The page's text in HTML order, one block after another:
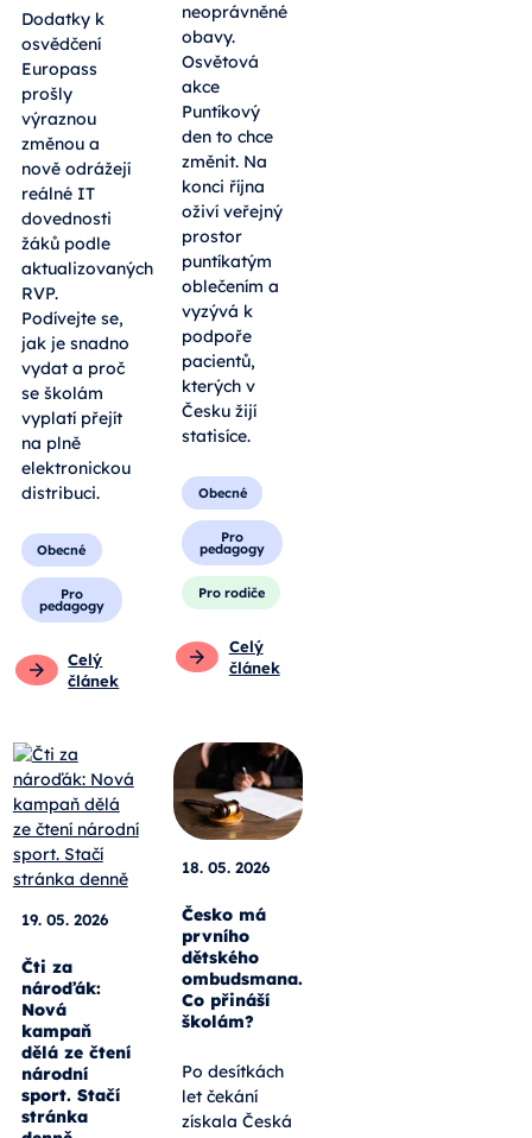
Dodatky k
osvědčení
Europass
prošly
výraznou
změnou a
nově odrážejí
reálné IT
dovednosti
žáků podle
aktualizovaných
RVP.
Podívejte se,
jak je snadno
vydat a proč
se školám
vyplatí přejít
na plně
elektronickou
distribuci.
Obecné
Pro
pedagogy
Celý
článek
neoprávněné
obavy.
Osvětová
akce
Puntíkový
den to chce
změnit. Na
konci října
oživí veřejný
prostor
puntíkatým
oblečením a
vyzývá k
podpoře
pacientů,
kterých v
Česku žijí
statisíce.
Obecné
Pro
pedagogy
Pro rodiče
Celý
článek
19. 05. 2026
Čti za
nároďák:
Nová
kampaň
dělá ze čtení
národní
sport. Stačí
stránka
18. 05. 2026
Česko má
prvního
dětského
ombudsmana.
Co přináší
školám?
Po desítkách
let čekání
získala Česká